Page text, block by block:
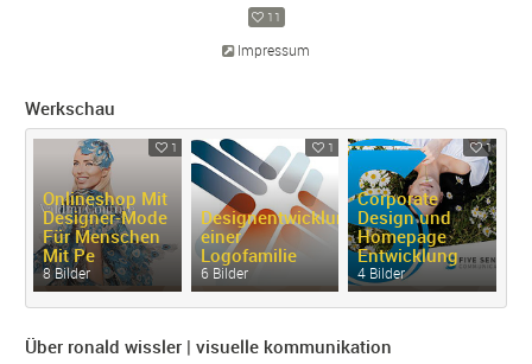
11
Impressum
Werkschau
1
Onlineshop Mit
Designer-Mode
Für Menschen
Mit Pe
8 Bilder
1
Designentwicklung
einer
Logofamilie
6 Bilder
1
Corporate
Design und
Homepage
Entwicklung
4 Bilder
Über ronald wissler | visuelle kommunikation